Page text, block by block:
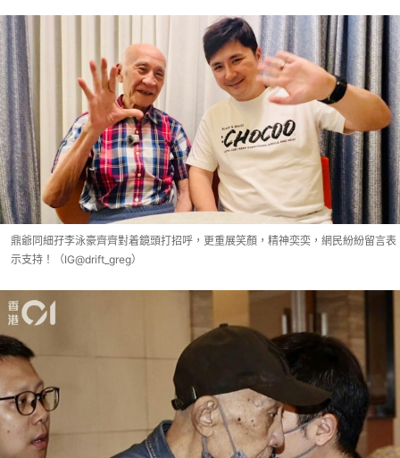
鼎爺同細孖李泳豪齊齊對着鏡頭打招呼，更重展笑顏，精神奕奕，網民紛紛留言表
示支持！（IG@drift_greg）